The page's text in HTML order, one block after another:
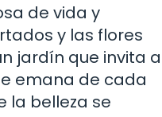
de vida y
y las flores
jardín que invita a
emana de cada
la belleza se